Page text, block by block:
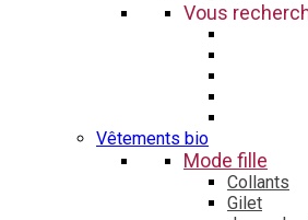
Vous
Vêtements bio
Mode fille
Collants
Gilet